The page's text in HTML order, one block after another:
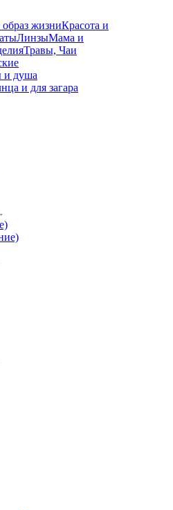
жизниКрасота и
ЛинзыМама и
Травы, Чаи
и душа
и для загара